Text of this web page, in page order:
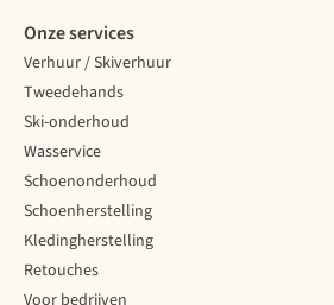
Onze services
Verhuur / Skiverhuur
Tweedehands
Ski-onderhoud
Wasservice
Schoenonderhoud
Schoenherstelling
Kledingherstelling
Retouches